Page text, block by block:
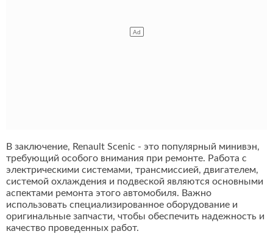
В заключение, Renault Scenic - это популярный минивэн,
требующий особого внимания при ремонте. Работа с
электрическими системами, трансмиссией, двигателем,
системой охлаждения и подвеской являются основными
аспектами ремонта этого автомобиля. Важно
использовать специализированное оборудование и
оригинальные запчасти, чтобы обеспечить надежность и
качество проведенных работ.